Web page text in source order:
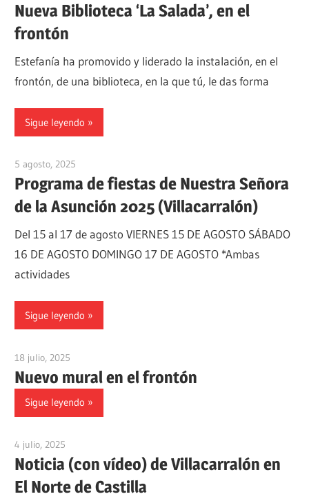
Nueva Biblioteca ‘La Salada’, en el
frontón
Estefanía ha promovido y liderado la instalación, en el
frontón, de una biblioteca, en la que tú, le das forma
Sigue leyendo
5 agosto, 2025
Programa de fiestas de Nuestra Señora
de la Asunción 2025 (Villacarralón)
Del 15 al 17 de agosto VIERNES 15 DE AGOSTO SÁBADO
16 DE AGOSTO DOMINGO 17 DE AGOSTO *Ambas
actividades
Sigue leyendo
18 julio, 2025
Nuevo mural en el frontón
Sigue leyendo
4 julio, 2025
Noticia (con vídeo) de Villacarralón en
El Norte de Castilla